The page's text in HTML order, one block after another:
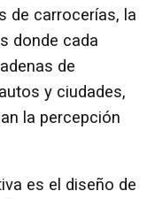
de carrocerías, la
donde cada
de
y ciudades,
la percepción
es el diseño de